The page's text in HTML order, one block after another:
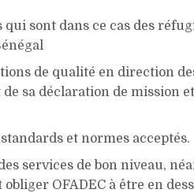
sont dans ce cas des
de qualité en direction
sa déclaration de mission
et normes acceptés.
services de bon niveau,
OFADEC à être en